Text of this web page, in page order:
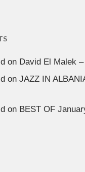
on David El Malek
onJAZZ IN
on BEST OF